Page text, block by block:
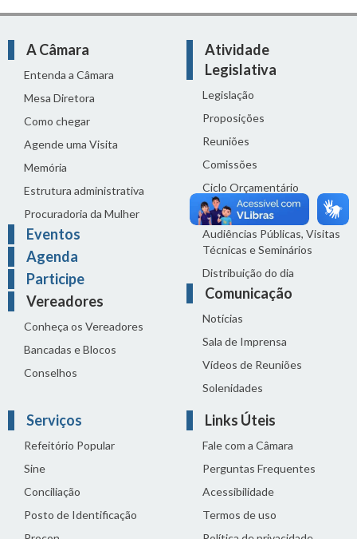
A Câmara
Entenda a Câmara
Mesa Diretora
Como chegar
Agende uma Visita
Memória
Estrutura administrativa
Procuradoria da Mulher
Eventos
Agenda
Participe
Vereadores
Conheça os Vereadores
Bancadas e Blocos
Conselhos
Atividade
Legislativa
Legislação
Proposições
Reuniões
Comissões
Ciclo Orçamentário
Homenagens
Audiências Públicas, Visitas
Técnicas e Seminários
Distribuição do dia
Comunicação
Notícias
Sala de Imprensa
Vídeos de Reuniões
Solenidades
Serviços
Refeitório Popular
Sine
Conciliação
Posto de Identificação
Links Úteis
Fale com a Câmara
Perguntas Frequentes
Acessibilidade
Termos de uso